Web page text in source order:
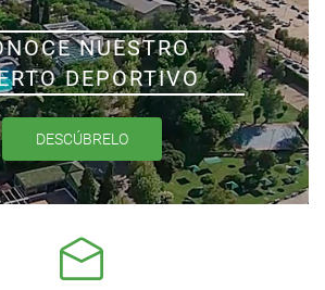
NUESTRO
DEPORTIVO
DESCÚBRELO